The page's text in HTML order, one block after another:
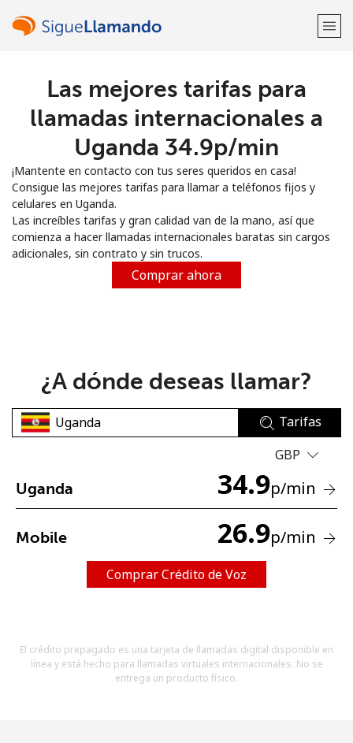
¡Bienvenido!
Regístrate con
o
No se ha creado una contraseña
Un número
Mantente en contacto para recibir nuestras mejores
Las mejores tarifas para
llamadas internacionales a
Uganda ⁦34.9p⁩/min
¡Mantente en contacto con tus seres queridos en casa!
Consigue las mejores tarifas para llamar a teléfonos fijos y
celulares en Uganda.
Las increíbles tarifas y gran calidad van de la mano, así que
comienza a hacer llamadas internacionales baratas sin cargos
adicionales, sin contrato y sin trucos.
Comprar ahora
¿A dónde deseas llamar?
Tarifas
GBP
Uganda 34.9p/min
Mobile 26.9p/min
Comprar Crédito de Voz
El crédito prepagado es una tarjeta de llamadas digital disponible en
línea y está hecho para llamadas virtuales internacionales. No se
entrega un producto físico.